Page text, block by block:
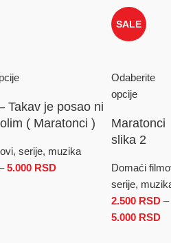
RSD RSD do 5.000 RSD
Takav je posao ni
( Maratonci )
serije, muzika
5.000 RSD Raspon cena: od 2.500
SALE
Odaberite
opcije
Maratonci
slika 2
Domaći
serije,
2.500 RSD –
5.000 RSD